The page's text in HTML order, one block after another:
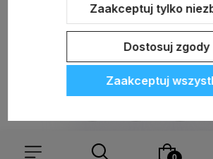
Sklep internetowy Shoper.pl Szablon
GrowCommerce
Zaakceptuj tylko
Dostosuj zgody
Zaakceptuj